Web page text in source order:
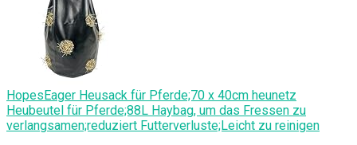
HopesEager Heusack für Pferde;70 x 40cm heunetz
Heubeutel für Pferde;88L Haybag, um das Fressen zu
verlangsamen;reduziert Futterverluste;Leicht zu reinigen